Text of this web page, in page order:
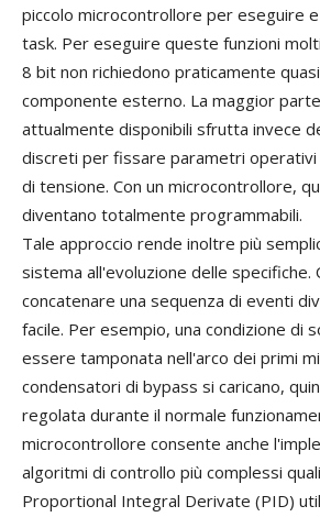
piccolo microcontrollore per eseguire
task. Per eseguire queste funzioni
8 bit non richiedono praticamente
componente esterno. La maggior
attualmente disponibili sfrutta invece
discreti per fissare parametri operativi
di tensione. Con un microcontrollore,
diventano totalmente programmabili.
Tale approccio rende inoltre più
sistema all'evoluzione delle specifiche.
concatenare una sequenza di eventi
facile. Per esempio, una condizione di
essere tamponata nell'arco dei primi
condensatori di bypass si caricano,
regolata durante il normale
microcontrollore consente anche
algoritmi di controllo più complessi
Proportional Integral Derivate (PID)